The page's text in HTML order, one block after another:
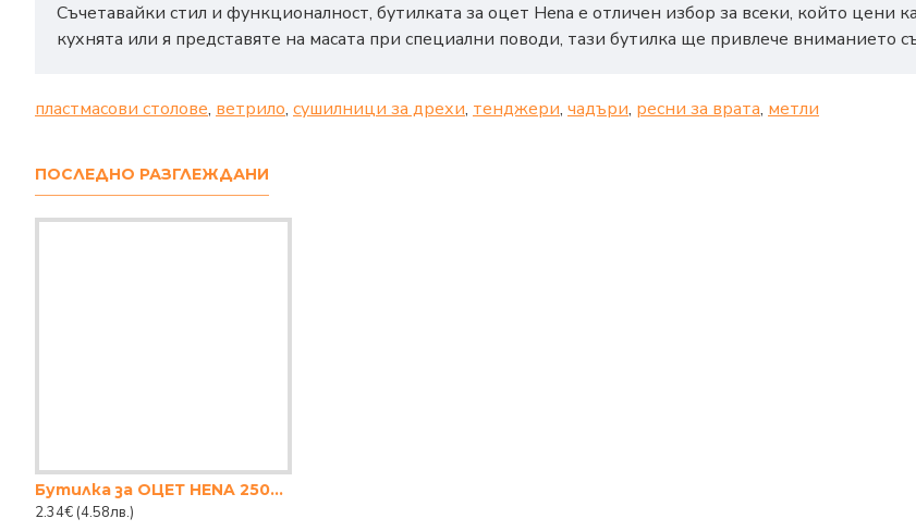
Съчетавайки стил и функционалност, бутилката за оцет Hena е отличен избор за всеки, който цени
кухнята или я представяте на масата при специални поводи, тази бутилка ще привлече вниманието
пластмасови столове, ветрило, сушилници за дрехи, тенджери, чадъри, ресни за врата, метли
ПОСЛЕДНО РАЗГЛЕЖДАНИ
Бутилка за ОЦЕТ HENA 250ml.
2.34€ (4.58лв.)